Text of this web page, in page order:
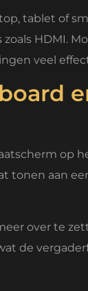
tablet of
HDMI.
veel
op
tonen aan
over te
de